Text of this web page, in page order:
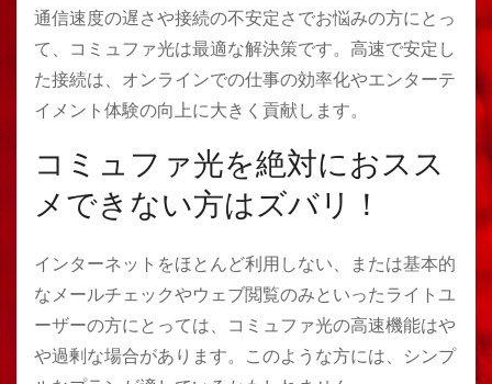
通信速度の遅さや接続の不安定さでお悩みの方にとっ
て、コミュファ光は最適な解決策です。高速で安定し
た接続は、オンラインでの仕事の効率化やエンターテ
イメント体験の向上に大きく貢献します。
コミュファ光を絶対におスス
メできない方はズバリ！
インターネットをほとんど利用しない、または基本的
なメールチェックやウェブ閲覧のみといったライトユ
ーザーの方にとっては、コミュファ光の高速機能はや
や過剰な場合があります。このような方には、シンプ